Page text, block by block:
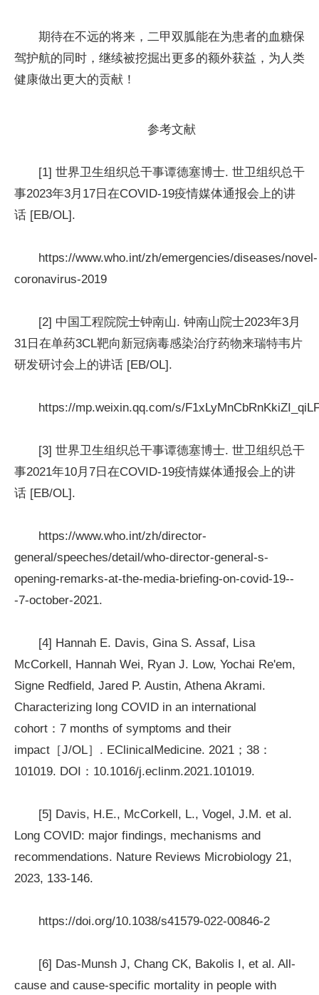
期待在不远的将来，二甲双胍能在为患者的血糖保
驾护航的同时，继续被挖掘出更多的额外获益，为人类
健康做出更大的贡献！
参考文献
[1] 世界卫生组织总干事谭德塞博士. 世卫组织总干
事2023年3月17日在COVID-19疫情媒体通报会上的讲
话 [EB/OL].
https://www.who.int/zh/emergencies/diseases/novel-
coronavirus-2019
[2] 中国工程院院士钟南山. 钟南山院士2023年3月
31日在单药3CL靶向新冠病毒感染治疗药物来瑞特韦片
研发研讨会上的讲话 [EB/OL].
https://mp.weixin.qq.com/s/
[3] 世界卫生组织总干事谭德塞博士. 世卫组织总干
事2021年10月7日在COVID-19疫情媒体通报会上的讲
话 [EB/OL].
https://www.who.int/zh/director-
general/speeches/detail/who-director-general-s-
opening-remarks-at-the-media-briefing-on-covid-19--
-7-october-2021.
[4] Hannah E. Davis, Gina S. Assaf, Lisa
McCorkell, Hannah Wei, Ryan J. Low, Yochai Re'em,
Signe Redfield, Jared P. Austin, Athena Akrami.
Characterizing long COVID in an international
cohort：7 months of symptoms and their
impact［J/OL］. EClinicalMedicine. 2021；38：
101019. DOI：10.1016/j.eclinm.2021.101019.
[5] Davis, H.E., McCorkell, L., Vogel, J.M. et al.
Long COVID: major findings, mechanisms and
recommendations. Nature Reviews Microbiology 21,
2023, 133-146.
https://doi.org/10.1038/s41579-022-00846-2
[6] Das-Munsh J, Chang CK, Bakolis I, et al. All-
cause and cause-specific mortality in people with